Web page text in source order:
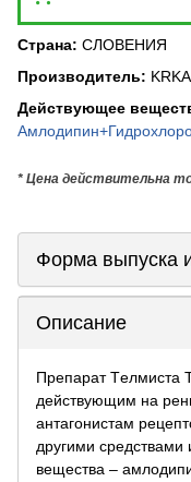
Страна: СЛОВЕНИЯ
Производитель: KRKA
Действующее
* Цена действительна
Форма выпуска
Описание
Препарат Tелмиста
действующим на
антагонистам
другими
вещества –